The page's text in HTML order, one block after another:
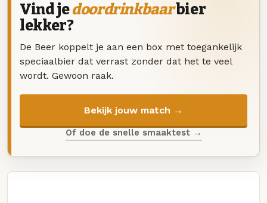
Vind jedoordrinkbaarbier
lekker?
De Beer koppelt je aan een box met toegankelijk
speciaalbier dat verrast zonder dat het te veel
wordt. Gewoon raak.
Bekijk jouw match →
Of doe de snelle smaaktest →